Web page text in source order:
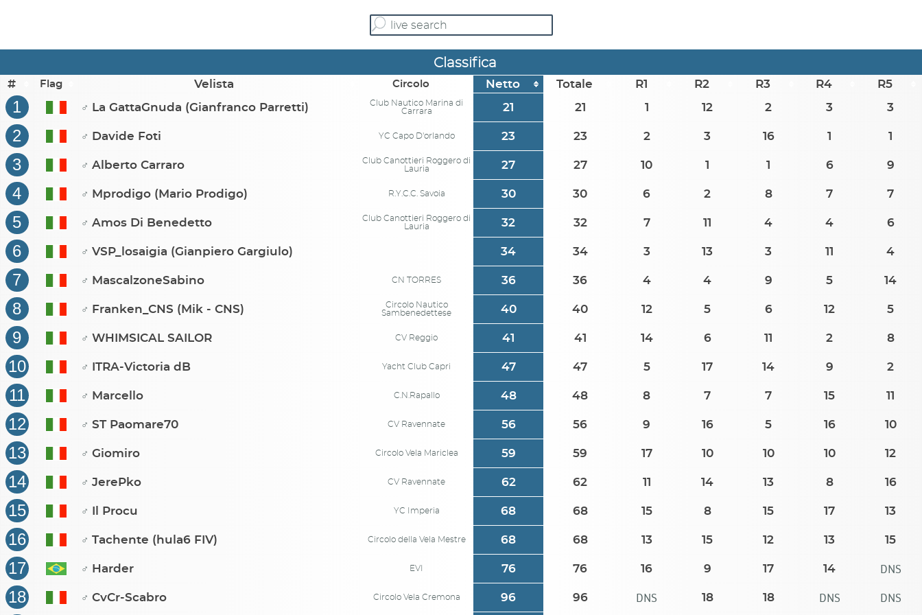
Classifica
# Flag Velista Circolo Netto Totale R1 R2 R3 R4 R5
1 ♂ La GattaGnuda (Gianfranco Parretti)
Club Nautico Marina di
Carrara
21 21 1 12 2 3 3
2 ♂ Davide Foti YC Capo D'orlando 23 23 2 3 16 1 1
3 ♂ Alberto Carraro
Club Canottieri Roggero di
Lauria
27 27 10 1 1 6 9
4 ♂ Mprodigo (Mario Prodigo) R.Y.C.C. Savoia 30 30 6 2 8 7 7
5 ♂ Amos Di Benedetto
Club Canottieri Roggero di
Lauria
32 32 7 11 4 4 6
6 ♂ VSP_losaigia (Gianpiero Gargiulo) 34 34 3 13 3 11 4
7 ♂ MascalzoneSabino CN TORRES 36 36 4 4 9 5 14
8 ♂ Franken_CNS (Mik - CNS)
Circolo Nautico
Sambenedettese
40 40 12 5 6 12 5
9 ♂ WHIMSICAL SAILOR CV Reggio 41 41 14 6 11 2 8
10 ♂ ITRA-Victoria dB Yacht Club Capri 47 47 5 17 14 9 2
11 ♂ Marcello C.N.Rapallo 48 48 8 7 7 15 11
12 ♂ ST Paomare70 CV Ravennate 56 56 9 16 5 16 10
13 ♂ Giomiro Circolo Vela Mariclea 59 59 17 10 10 10 12
14 ♂ JerePko CV Ravennate 62 62 11 14 13 8 16
15 ♂ Il Procu YC Imperia 68 68 15 8 15 17 13
16 ♂ Tachente (hula6 FIV) Circolo della Vela Mestre 68 68 13 15 12 13 15
17 ♂ Harder EVI 76 76 16 9 17 14 DNS
18 ♂ CvCr-Scabro Circolo Vela Cremona 96 96 DNS 18 18 DNS DNS